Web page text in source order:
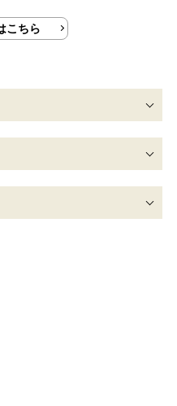
こちら